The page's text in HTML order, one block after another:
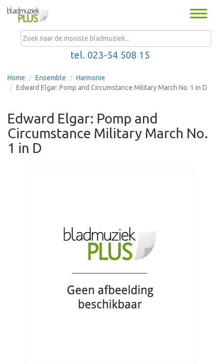
Toggle
tel. 023-54 508 15
MENU
Home Ensemble
Harmonie
Edward Elgar: Pomp and Circumstance Military March No. 1 in D
Edward Elgar: Pomp and
Circumstance Military March No.
1 in D